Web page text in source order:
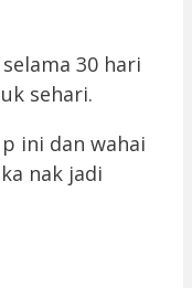
30 hari
sehari.
ini dan wahai
nak jadi